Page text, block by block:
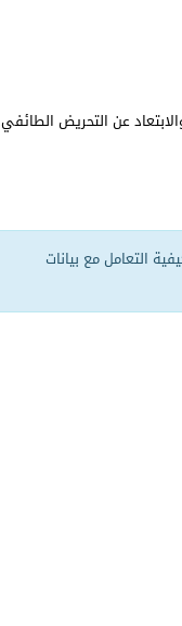
عن التحريض الطائفي
التعامل مع بيانات